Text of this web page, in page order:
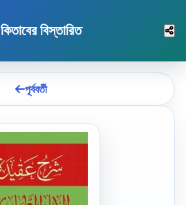
কিতাবের বিস্তারিত
পূর্ববর্তী